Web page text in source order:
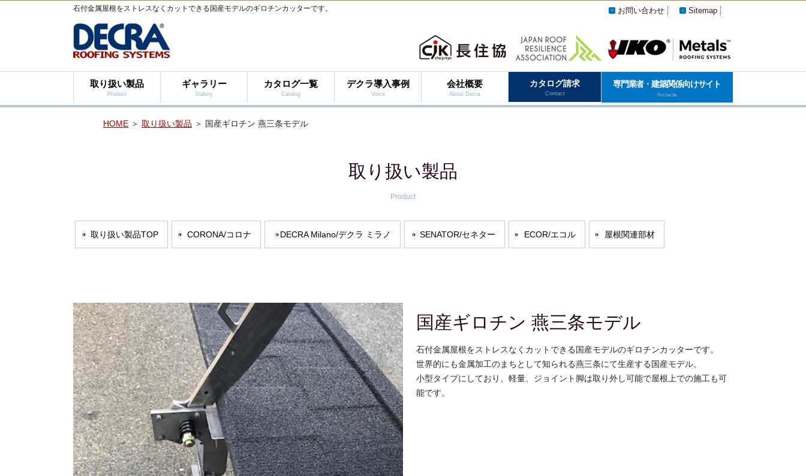
石付金属屋根をストレスなくカットできる国産モデルのギロチンカッターです。 お問い合わせ Sitemap
取り扱い製品
Product
ギャラリー
Gallery
カタログ一覧
Catalog
デクラ導入事例
Voice
会社概要
About Decra
カタログ請求
Contact
専門業者・建築関係向けサイト
Pro User Site
HOME ＞ 取り扱い製品 ＞ 国産ギロチン 燕三条モデル
取り扱い製品
Product
取り扱い製品TOP CORONA/コロナ DECRA Milano/デクラ ミラノ SENATOR/セネター ECOR/エコル 屋根関連部材
国産ギロチン 燕三条モデル
石付金属屋根をストレスなくカットできる国産モデルのギロチンカッターです。
世界的にも金属加工のまちとして知られる燕三条にて生産する国産モデル。
小型タイプにしており、軽量、ジョイント脚は取り外し可能で屋根上での施工も可
能です。